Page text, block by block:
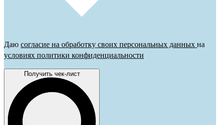
Даю согласие на обработку своих персональных данных на
условиях политики конфиденциальности
Получить чек-лист